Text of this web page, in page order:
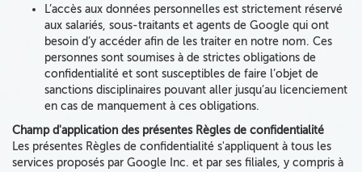
L’accès aux données personnelles est strictement réservé
aux salariés, sous-traitants et agents de Google qui ont
besoin d’y accéder afin de les traiter en notre nom. Ces
personnes sont soumises à de strictes obligations de
confidentialité et sont susceptibles de faire l’objet de
sanctions disciplinaires pouvant aller jusqu’au licenciement
en cas de manquement à ces obligations.
Champ d'application des présentes Règles de confidentialité
Les présentes Règles de confidentialité s'appliquent à tous les
services proposés par Google Inc. et par ses filiales, y compris à